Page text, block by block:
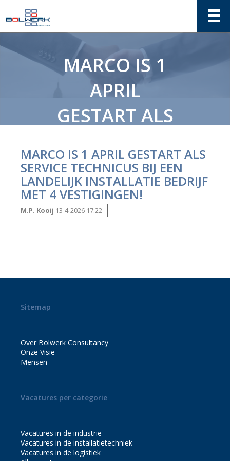
MARCO IS 1
APRIL
GESTART ALS
TECHNICUS
BIJ EEN
LANDELIJK
MARCO IS 1 APRIL GESTART ALS
SERVICE TECHNICUS BIJ EEN
LANDELIJK INSTALLATIE BEDRIJF
MET 4 VESTIGINGEN!
M.P. Kooij 13-4-2026 17:22
Sitemap
Over Bolwerk Consultancy
Onze Visie
Mensen
Vacatures per categorie
Vacatures in de industrie
Vacatures in de installatietechniek
Vacatures in de logistiek